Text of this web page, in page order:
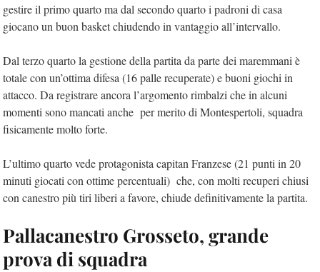
gestire il primo quarto ma dal secondo quarto i padroni di casa
giocano un buon basket chiudendo in vantaggio all’intervallo.
Dal terzo quarto la gestione della partita da parte dei maremmani è
totale con un’ottima difesa (16 palle recuperate) e buoni giochi in
attacco. Da registrare ancora l’argomento rimbalzi che in alcuni
momenti sono mancati anche per merito di Montespertoli, squadra
fisicamente molto forte.
L’ultimo quarto vede protagonista capitan Franzese (21 punti in 20
minuti giocati con ottime percentuali) che, con molti recuperi chiusi
con canestro più tiri liberi a favore, chiude definitivamente la partita.
Pallacanestro Grosseto, grande
prova di squadra